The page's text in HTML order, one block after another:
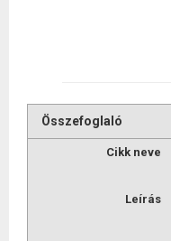
Összefoglaló
Cikk neve
Leírás